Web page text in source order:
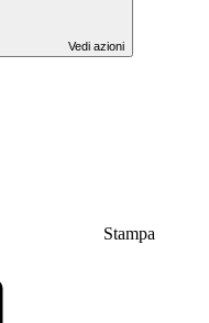
Vedi azioni
Stampa